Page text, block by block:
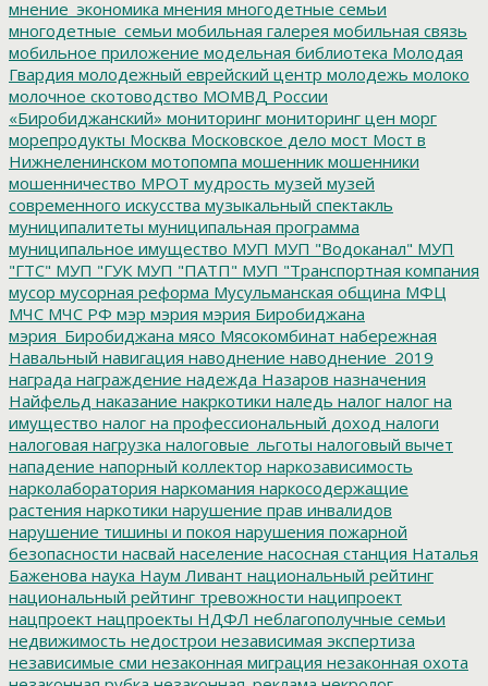
мнение_экономика мнения многодетные семьи
многодетные_семьи мобильная галерея мобильная связь
мобильное приложение модельная библиотека Молодая
Гвардия молодежный еврейский центр молодежь молоко
молочное скотоводство МОМВД России
«Биробиджанский» мониторинг мониторинг цен морг
морепродукты Москва Московское дело мост Мост в
Нижнеленинском мотопомпа мошенник мошенники
мошенничество МРОТ мудрость музей музей
современного искусства музыкальный спектакль
муниципалитеты муниципальная программа
муниципальное имущество МУП МУП "Водоканал" МУП
"ГТС" МУП "ГУК МУП "ПАТП" МУП "Транспортная компания
мусор мусорная реформа Мусульманская община МФЦ
МЧС МЧС РФ мэр мэрия мэрия Биробиджана
мэрия_Биробиджана мясо Мясокомбинат набережная
Навальный навигация наводнение наводнение_2019
награда награждение надежда Назаров назначения
Найфельд наказание накркотики наледь налог налог на
имущество налог на профессиональный доход налоги
налоговая нагрузка налоговые_льготы налоговый вычет
нападение напорный коллектор наркозависимость
нарколаборатория наркомания наркосодержащие
растения наркотики нарушение прав инвалидов
нарушение тишины и покоя нарушения пожарной
безопасности насвай население насосная станция Наталья
Баженова наука Наум Ливант национальный рейтинг
национальный рейтинг тревожности наципроект
нацпроект нацпроекты НДФЛ неблагополучные семьи
недвижимость недострои независимая экспертиза
независимые сми незаконная миграция незаконная охота